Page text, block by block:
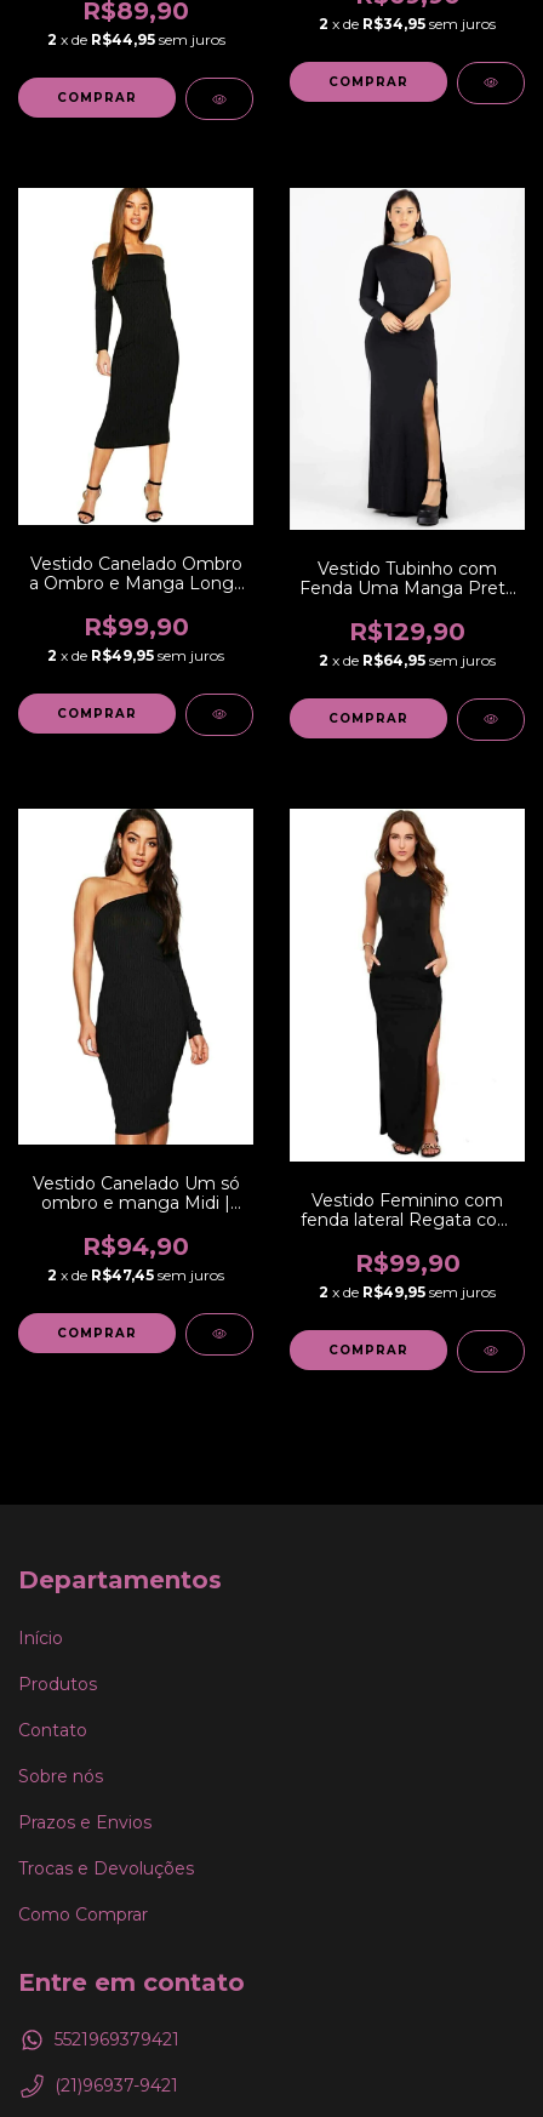
Dia a Dia | REF: STY20
R$89,90
2 x de R$44,95 sem juros
COMPRAR
2 x de R$34,95 sem juros
COMPRAR
Vestido Canelado Ombro
a Ombro e Manga Longa
R$99,90
2 x de R$49,95 sem juros
COMPRAR
Vestido Tubinho com
Fenda Uma Manga Preto
R$129,90
2 x de R$64,95 sem juros
COMPRAR
Vestido Canelado Um só
ombro e manga Midi |
R$94,90
2 x de R$47,45 sem juros
COMPRAR
Vestido Feminino com
fenda lateral Regata com
VRP264
R$99,90
2 x de R$49,95 sem juros
COMPRAR
Departamentos
Início
Produtos
Contato
Sobre nós
Prazos e Envios
Trocas e Devoluções
Como Comprar
Entre em contato
5521969379421
(21)96937-9421